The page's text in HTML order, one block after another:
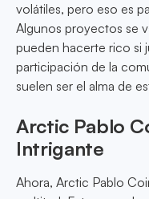
volátiles, pero eso es
Algunos proyectos se
pueden hacerte rico si
participación de la
suelen ser el alma de
Arctic Pablo
Intrigante
Ahora, Arctic Pablo